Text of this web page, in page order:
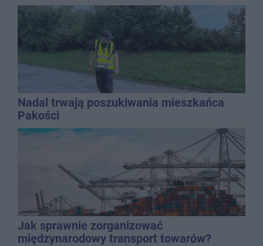
Nadal trwają poszukiwania mieszkańca
Pakości
Jak sprawnie zorganizować
międzynarodowy transport towarów?